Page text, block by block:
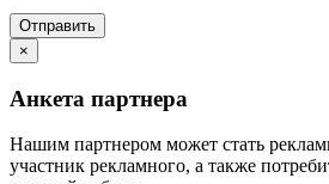
Отправить
×
Анкета партнера
Нашим партнером может стать
участник рекламного, а также